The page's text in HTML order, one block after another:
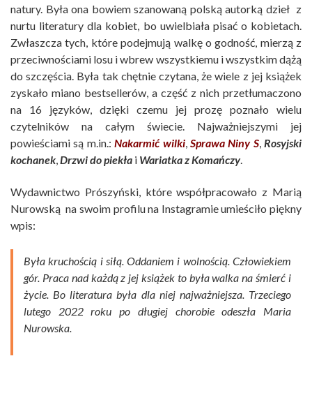
natury. Była ona bowiem szanowaną polską autorką dzieł z
nurtu literatury dla kobiet, bo uwielbiała pisać o kobietach.
Zwłaszcza tych, które podejmują walkę o godność, mierzą z
przeciwnościami losu i wbrew wszystkiemu i wszystkim dążą
do szczęścia. Była tak chętnie czytana, że wiele z jej książek
zyskało miano bestsellerów, a część z nich przetłumaczono
na 16 języków, dzięki czemu jej prozę poznało wielu
czytelników na całym świecie. Najważniejszymi jej
powieściami są m.in.:Nakarmić wilki, Sprawa Niny S, Rosyjski
kochanek,Drzwi do piekła i Wariatka z Komańczy.
Wydawnictwo Prószyński, które współpracowało z Marią
Nurowską na swoim profilu na Instagramie umieściło piękny
wpis:
Była kruchością i siłą. Oddaniem i wolnością. Człowiekiem
gór. Praca nad każdą z jej książek to była walka na śmierć i
życie. Bo literatura była dla niej najważniejsza. Trzeciego
lutego 2022 roku po długiej chorobie odeszła Maria
Nurowska.